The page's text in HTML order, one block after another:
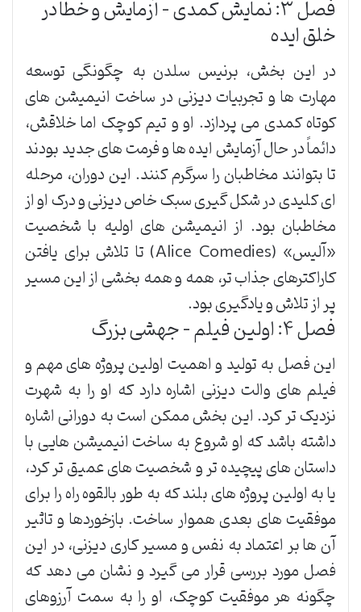
فصل ۳: نمایش کمدی – آزمایش و خطا در
خلق ایده
در این بخش، برنیس سلدن به چگونگی توسعه
مهارت ها و تجربیات دیزنی در ساخت انیمیشن های
کوتاه کمدی می پردازد. او و تیم کوچک اما خلاقش،
دائماً در حال آزمایش ایده ها و فرمت های جدید بودند
تا بتوانند مخاطبان را سرگرم کنند. این دوران، مرحله
ای کلیدی در شکل گیری سبک خاص دیزنی و درک او از
مخاطبان بود. از انیمیشن های اولیه با شخصیت
«آلیس» (Alice Comedies) تا تلاش برای یافتن
کاراکترهای جذاب تر، همه و همه بخشی از این مسیر
پر از تلاش و یادگیری بود.
فصل ۴: اولین فیلم – جهشی بزرگ
این فصل به تولید و اهمیت اولین پروژه های مهم و
فیلم های والت دیزنی اشاره دارد که او را به شهرت
نزدیک تر کرد. این بخش ممکن است به دورانی اشاره
داشته باشد که او شروع به ساخت انیمیشن هایی با
داستان های پیچیده تر و شخصیت های عمیق تر کرد،
یا به اولین پروژه های بلند که به طور بالقوه راه را برای
موفقیت های بعدی هموار ساخت. بازخوردها و تاثیر
آن ها بر اعتماد به نفس و مسیر کاری دیزنی، در این
فصل مورد بررسی قرار می گیرد و نشان می دهد که
چگونه هر موفقیت کوچک، او را به سمت آرزوهای